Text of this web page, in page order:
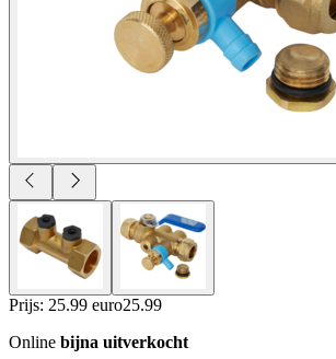
Prijs: 25.99 euro25.99
Online bijna uitverkocht